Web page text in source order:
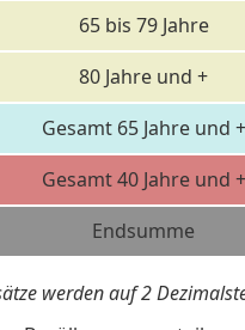
65 bis 79 Jahre
80 Jahre und +
Gesamt 65 Jahre und +
Gesamt 40 Jahre und +
Endsumme
werden auf 2